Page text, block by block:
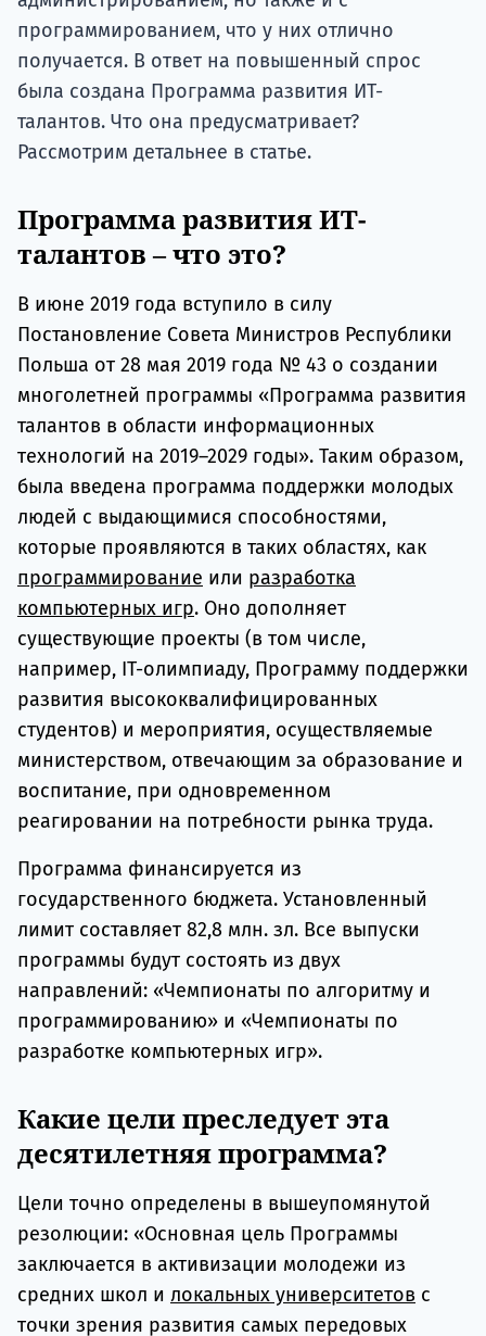
программированием, что у них отлично
получается. В ответ на повышенный спрос
была создана Программа развития ИТ-
талантов. Что она предусматривает?
Рассмотрим детальнее в статье.
Программа развития ИТ-
талантов – что это?
В июне 2019 года вступило в силу
Постановление Совета Министров Республики
Польша от 28 мая 2019 года № 43 о создании
многолетней программы «Программа развития
талантов в области информационных
технологий на 2019–2029 годы». Таким образом,
была введена программа поддержки молодых
людей с выдающимися способностями,
которые проявляются в таких областях, как
программирование или разработка
компьютерных игр. Оно дополняет
существующие проекты (в том числе,
например, IT-олимпиаду, Программу поддержки
развития высококвалифицированных
студентов) и мероприятия, осуществляемые
министерством, отвечающим за образование и
воспитание, при одновременном
реагировании на потребности рынка труда.
Программа финансируется из
государственного бюджета. Установленный
лимит составляет 82,8 млн. зл. Все выпуски
программы будут состоять из двух
направлений: «Чемпионаты по алгоритму и
программированию» и «Чемпионаты по
разработке компьютерных игр».
Какие цели преследует эта
десятилетняя программа?
Цели точно определены в вышеупомянутой
резолюции: «Основная цель Программы
заключается в активизации молодежи из
средних школ и локальных университетов с
точки зрения развития самых передовых